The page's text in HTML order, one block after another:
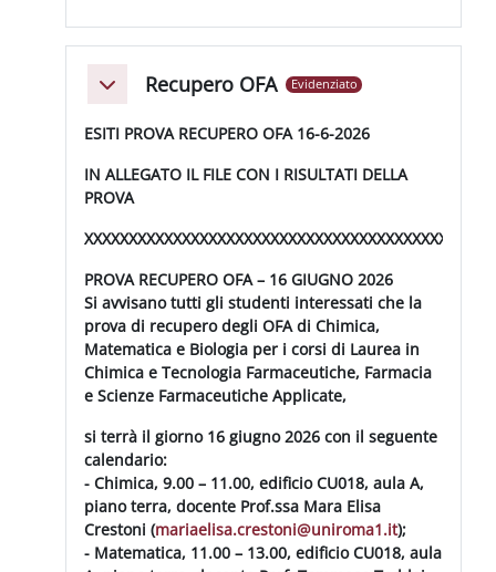
MinimizzaRecupero OFA Evidenziato
ESITI PROVA RECUPERO OFA 16-6-2026
IN ALLEGATO IL FILE CON I RISULTATI DELLA
PROVA
PROVA RECUPERO OFA – 16 GIUGNO 2026
Si avvisano tutti gli studenti interessati che la
prova di recupero degli OFA di Chimica,
Matematica e Biologia per i corsi di Laurea in
Chimica e Tecnologia Farmaceutiche, Farmacia
e Scienze Farmaceutiche Applicate,
si terrà il giorno 16 giugno 2026 con il seguente
calendario:
- Chimica, 9.00 – 11.00, edificio CU018, aula A,
piano terra, docente Prof.ssa Mara Elisa
Crestoni (mariaelisa.crestoni@uniroma1.it);
- Matematica, 11.00 – 13.00, edificio CU018, aula